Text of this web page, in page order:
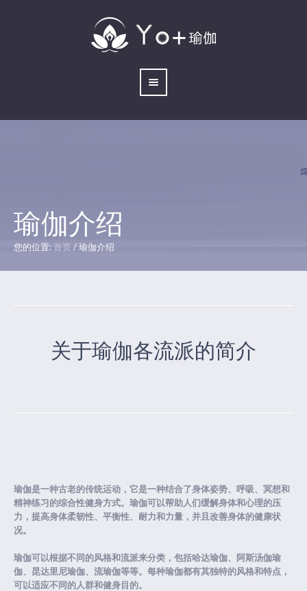
瑜伽介绍
您的位置:首页/瑜伽介绍
关于瑜伽各流派的简介
瑜伽是一种古老的传统运动，它是一种结合了身体姿势、呼吸、冥想和
精神练习的综合性健身方式。瑜伽可以帮助人们缓解身体和心理的压
力，提高身体柔韧性、平衡性、耐力和力量，并且改善身体的健康状
况。
瑜伽可以根据不同的风格和流派来分类，包括哈达瑜伽、阿斯汤伽瑜
伽、昆达里尼瑜伽、流瑜伽等等。每种瑜伽都有其独特的风格和特点，
可以适应不同的人群和健身目的。